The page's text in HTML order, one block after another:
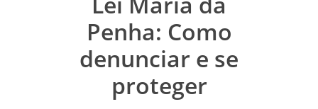
Penha: Como
denunciar e se
proteger